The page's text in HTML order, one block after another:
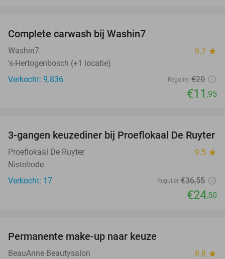
Complete carwash bij Washin7
Washin7 9.7 star
's-Hertogenbosch (+1 locatie)
Verkocht: 9.836
Regulier €20
€11 ,95
33%
NEW
TODAY
3-gangen keuzediner bij Proeflokaal De Ruyter
Proeflokaal De Ruyter 9.5 star
Nistelrode
Verkocht: 17
Regulier €36,55
€24,50
TODAY
Permanente make-up naar keuze
BeauAnne Beautysalon 8.8 star